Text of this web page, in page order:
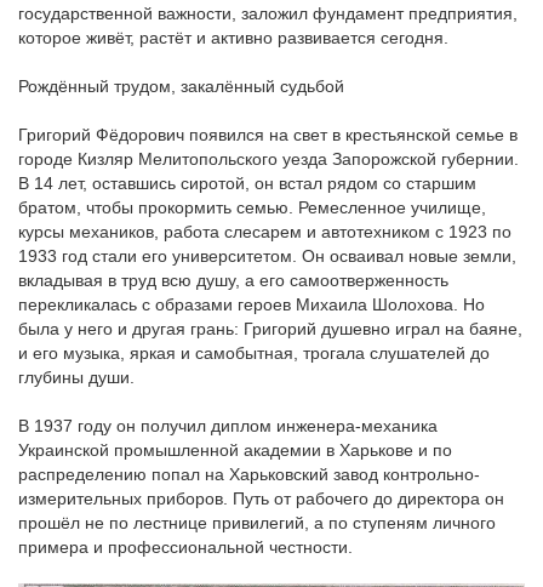
государственной важности, заложил фундамент предприятия,
которое живёт, растёт и активно развивается сегодня.
Рождённый трудом, закалённый судьбой
Григорий Фёдорович появился на свет в крестьянской семье в
городе Кизляр Мелитопольского уезда Запорожской губернии.
В 14 лет, оставшись сиротой, он встал рядом со старшим
братом, чтобы прокормить семью. Ремесленное училище,
курсы механиков, работа слесарем и автотехником с 1923 по
1933 год стали его университетом. Он осваивал новые земли,
вкладывая в труд всю душу, а его самоотверженность
перекликалась с образами героев Михаила Шолохова. Но
была у него и другая грань: Григорий душевно играл на баяне,
и его музыка, яркая и самобытная, трогала слушателей до
глубины души.
В 1937 году он получил диплом инженера-механика
Украинской промышленной академии в Харькове и по
распределению попал на Харьковский завод контрольно-
измерительных приборов. Путь от рабочего до директора он
прошёл не по лестнице привилегий, а по ступеням личного
примера и профессиональной честности.